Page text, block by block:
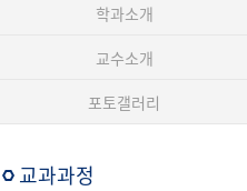
학과소개
교수소개
포토갤러리
교과과정